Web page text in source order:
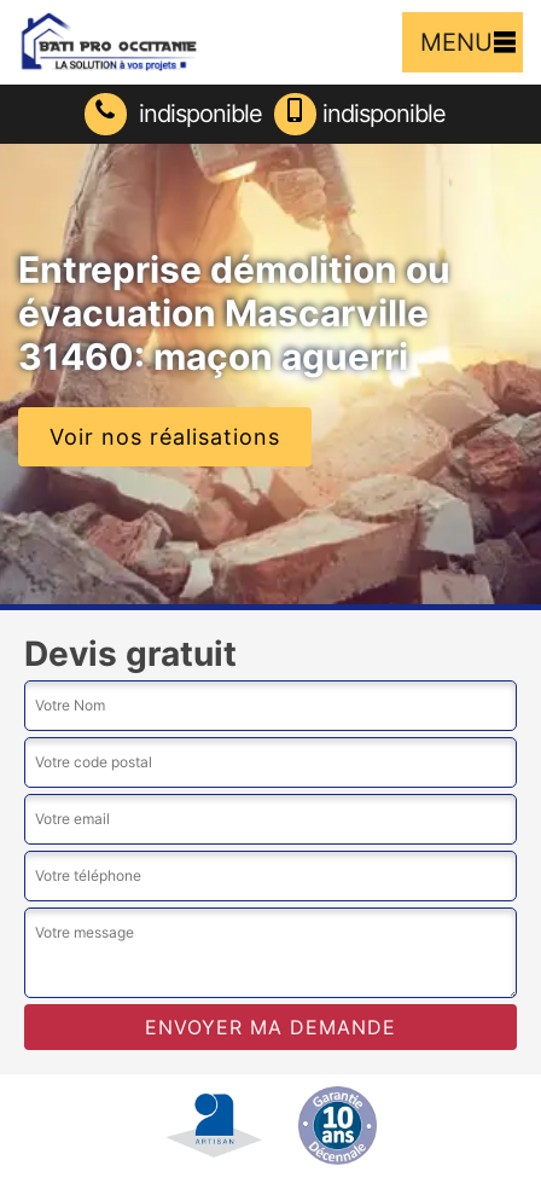
MENU
indisponible indisponible
Entreprise démolition ou
évacuation Mascarville
31460: maçon aguerri
Voir nos réalisations
Devis gratuit